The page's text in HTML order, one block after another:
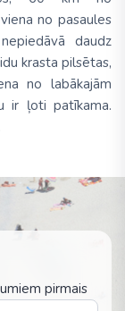
no pasaules
daudz
krasta pilsētas,
no labākajām
ir ļoti patīkama.
pirmais